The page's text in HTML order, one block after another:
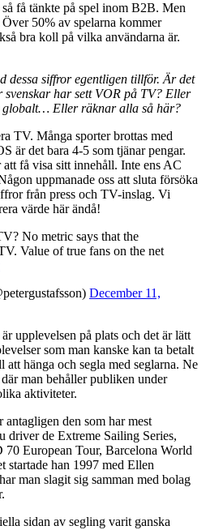
få tänkte på spel inom B2B. Men
50% av spelarna kommer
bra koll på vilka användarna är.
dessa siffror egentligen tillför. Är det
har sett VOR på TV? Eller
Eller räknar alla så här?
TV. Många sporter brottas med
är det bara 4-5 som tjänar pengar.
få visa sitt innehåll. Inte ens AC
uppmanade oss att sluta försöka
från press och TV-inslag. Vi
värde här ändå!
No metric says that the
Value of true fans on the net
December 11,
upplevelsen på plats och det är lätt
som man kanske kan ta betalt
hänga och segla med seglarna. Ne
man behåller publiken under
aktiviteter.
antagligen den som har mest
driver de Extreme Sailing Series,
European Tour, Barcelona World
startade han 1997 med Ellen
man slagit sig samman med bolag
sidan av segling varit ganska